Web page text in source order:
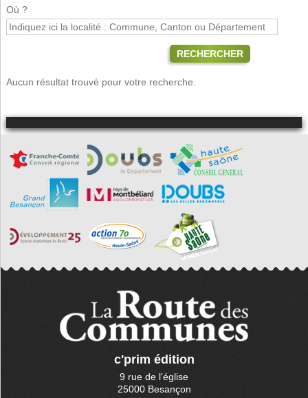
Où ?
RECHERCHER
Aucun résultat trouvé pour votre recherche.
c'prim édition
9 rue de l'église
25000 Besançon